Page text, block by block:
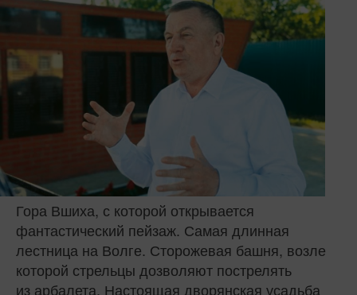
Гора Вшиха, с которой открывается
фантастический пейзаж. Самая длинная
лестница на Волге. Сторожевая башня, возле
которой стрельцы дозволяют пострелять
из арбалета. Настоящая дворянская усадьба